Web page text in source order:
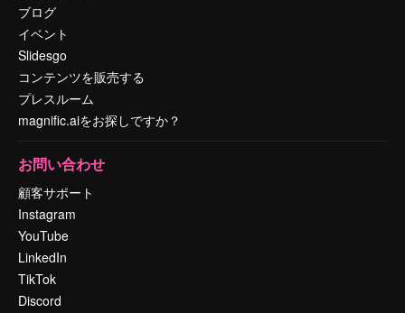
ブログ
イベント
Slidesgo
コンテンツを販売する
プレスルーム
magnific.aiをお探しですか？
お問い合わせ
顧客サポート
Instagram
YouTube
LinkedIn
TikTok
Discord